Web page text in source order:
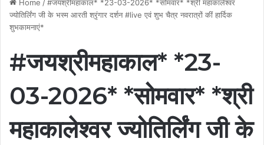
Home /#जयश्रीमहाकाल* *23-03-2026* *सोमवार* *श्री महाकालेश्वर
ज्योतिर्लिंग जी के भस्म आरती श्रृंगार दर्शन #live एवं शुभ चैत्र नवरात्रों कीं हार्दिक
शुभकामनाएं*
#जयश्रीमहाकाल* *23-
03-2026* *सोमवार* *श्री
महाकालेश्वर ज्योतिर्लिंग जी के